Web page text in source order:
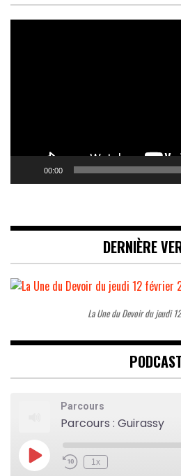
00:00
DERNIÈRE
La Une du Devoir du jeudi
PODCAST
Parcours
Parcours : Guirassy
Play
Episode
Rewind
1x